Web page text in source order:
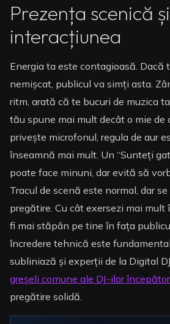
Prezența scenică și
interacțiunea
Energia ta este contagioasă. Dacă
nemișcat, publicul va simți asta.
ritm, arată că te bucuri de muzica
tău spune mai mult decât o mie de
privește microfonul, regula de aur
înseamnă mai mult. Un “Sunteți
poate face minuni, dar evită să
Tracul de scenă este normal, dar
pregătire. Cu cât exersezi mai mult
fi mai stăpân pe tine în fața
încredere tehnică este
subliniază și experții de la Digital
greșeli comune ale DJ-ilor
pregătire solidă.